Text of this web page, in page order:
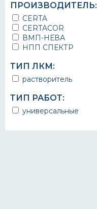
ПРОИЗВОДИТЕЛЬ:
CERTA
CERTACOR
ВМП-НЕВА
НПП СПЕКТР
ТИП ЛКМ:
растворитель
ТИП РАБОТ:
универсальные